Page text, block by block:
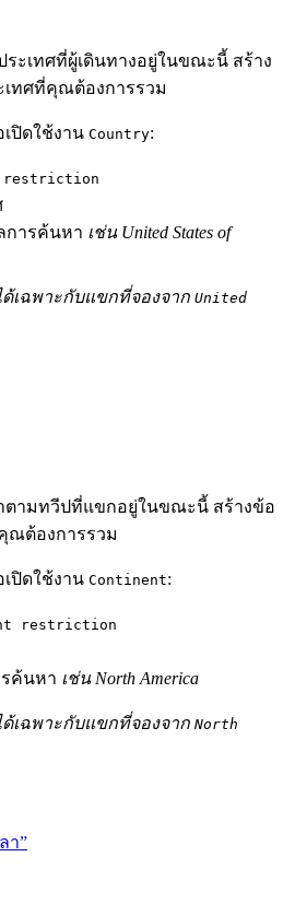
ะเทศที่ผู้เดินทางอยู่ในขณะนี้ สร้าง
ทศที่คุณต้องการรวม
ปิดใช้งาน Country:
restriction
การค้นหา เช่น United States of
เฉพาะกับแขกที่จองจาก United
ามทวีปที่แขกอยู่ในขณะนี้ สร้างข้อ
ณต้องการรวม
ปิดใช้งาน Continent:
restriction
รค้นหา เช่น North America
เฉพาะกับแขกที่จองจาก North
า”